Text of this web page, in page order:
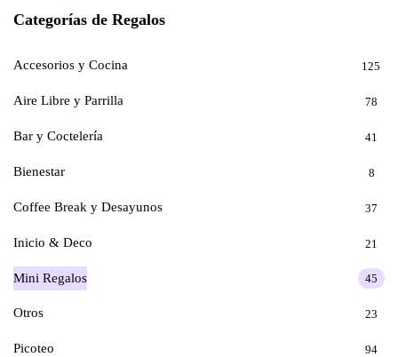
Categorías de Regalos
Accesorios y Cocina 125
Aire Libre y Parrilla 78
Bar y Coctelería 41
Bienestar 8
Coffee Break y Desayunos 37
Inicio & Deco 21
Mini Regalos 45
Otros 23
Picoteo 94